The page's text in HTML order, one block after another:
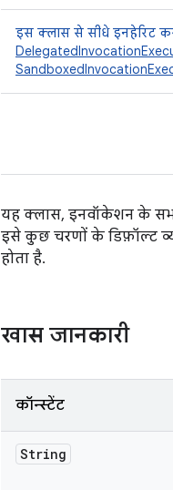
इस क्लास से सीधे इनहेरिट
यह क्लास, इनवॉकेशन के
इसे कुछ चरणों के डिफ़ॉल्ट
होता है.
खास जानकारी
कॉन्स्टेंट
String